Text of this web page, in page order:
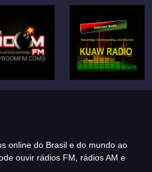
online do Brasil e do mundo ao
ouvir rádios FM, rádios AM e